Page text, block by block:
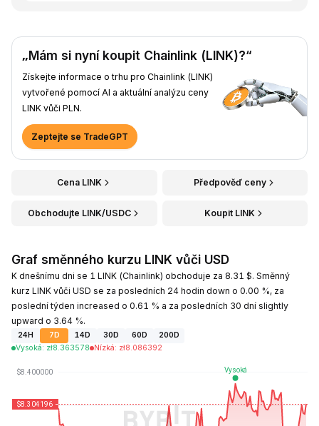
„Mám si nyní koupit Chainlink (LINK)?“
Získejte informace o trhu pro Chainlink (LINK)
vytvořené pomocí AI a aktuální analýzu ceny
LINK vůči PLN.
Zeptejte se TradeGPT
Cena LINK Předpověď ceny
Obchodujte LINK/USDC Koupit LINK
Graf směnného kurzu LINK vůči USD
K dnešnímu dni se 1 LINK (Chainlink) obchoduje za 8.31 $. Směnný
kurz LINK vůči USD se za posledních 24 hodin down o 0.00 %, za
poslední týden increased o 0.61 % a za posledních 30 dní slightly
upward o 3.64 %.
24H 7D 14D 30D 60D
200D
Vysoká: zł8.363578 Nízká: zł8.086392